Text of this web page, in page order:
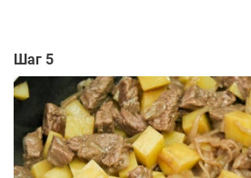
Шаг 5